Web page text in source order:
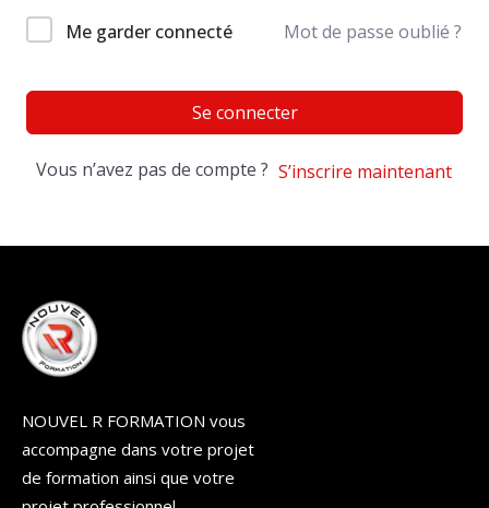
Me garder connecté Mot de passe oublié ?
Se connecter
Vous n’avez pas de compte ? S’inscrire maintenant
NOUVEL R FORMATION vous
accompagne dans votre projet
de formation ainsi que votre